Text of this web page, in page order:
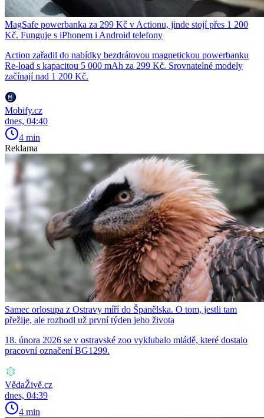
MagSafe powerbanka za 299 Kč v Actionu, jinde stojí přes 1 200
Kč. Funguje s iPhonem i Android telefony
Action zařadil do nabídky bezdrátovou magnetickou powerbanku
Re-load s kapacitou 5 000 mAh za 299 Kč. Srovnatelné modely
začínají nad 1 200 Kč.
Mobify.cz
dnes, 04:40
4 min
Reklama
Samec orlosupa z Ostravy míří do Španělska. O tom, jestli tam
přežije, ale rozhodl už první týden jeho života
18. února 2026 se v ostravské zoo vyklubalo mládě, které dostalo
pracovní označení BG1299.
VědaŽivě.cz
dnes, 04:39
4 min